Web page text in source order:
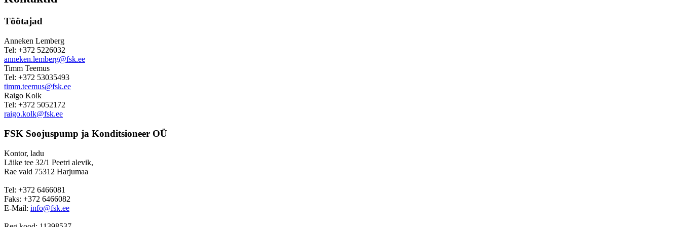
Töötajad
Anneken Lemberg
Tel: +372 5226032
anneken.lemberg@fsk.ee
Timm Teemus
Tel: +372 53035493
timm.teemus@fsk.ee
Raigo Kolk
Tel: +372 5052172
raigo.kolk@fsk.ee
FSK Soojuspump ja Konditsioneer OÜ
Kontor, ladu
Läike tee 32/1 Peetri alevik,
Rae vald 75312 Harjumaa
Tel: +372 6466081
Faks: +372 6466082
E-Mail: info@fsk.ee